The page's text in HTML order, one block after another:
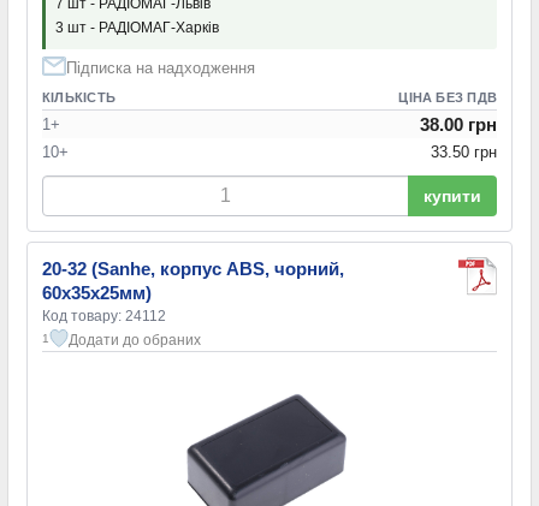
7 шт - РАДІОМАГ-Львів
3 шт - РАДІОМАГ-Харків
Підписка на надходження
КІЛЬКІСТЬ ЦІНА БЕЗ ПДВ
1+ 38.00 грн
10+ 33.50 грн
купити
20-32 (Sanhe, корпус ABS, чорний,
60х35х25мм)
Код товару: 24112
1 Додати до обраних